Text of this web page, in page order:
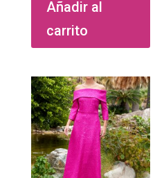
Añadir al
carrito